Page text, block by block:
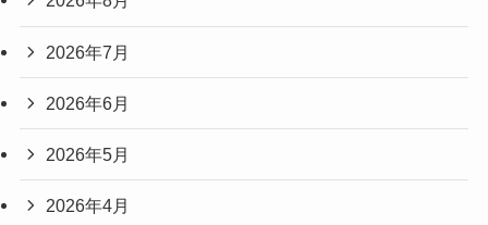
2026年7月
2026年6月
2026年5月
2026年4月